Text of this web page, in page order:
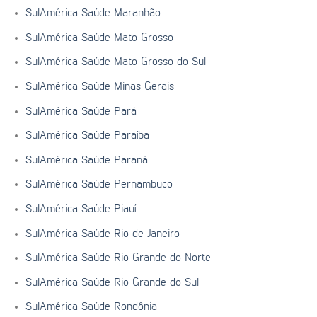
SulAmérica Saúde Maranhão
SulAmérica Saúde Mato Grosso
SulAmérica Saúde Mato Grosso do Sul
SulAmérica Saúde Minas Gerais
SulAmérica Saúde Pará
SulAmérica Saúde Paraíba
SulAmérica Saúde Paraná
SulAmérica Saúde Pernambuco
SulAmérica Saúde Piauí
SulAmérica Saúde Rio de Janeiro
SulAmérica Saúde Rio Grande do Norte
SulAmérica Saúde Rio Grande do Sul
SulAmérica Saúde Rondônia